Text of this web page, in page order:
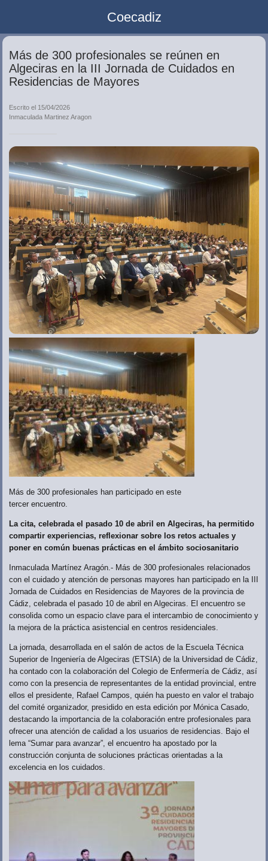
Coecadiz
Más de 300 profesionales se reúnen en
Algeciras en la III Jornada de Cuidados en
Residencias de Mayores
Escrito el 15/04/2026
Inmaculada Martinez Aragon
Más de 300 profesionales han participado en este
tercer encuentro.
La cita, celebrada el pasado 10 de abril en Algeciras, ha permitido
compartir experiencias, reflexionar sobre los retos actuales y
poner en común buenas prácticas en el ámbito sociosanitario
Inmaculada Martínez Aragón.- Más de 300 profesionales relacionados
con el cuidado y atención de personas mayores han participado en la III
Jornada de Cuidados en Residencias de Mayores de la provincia de
Cádiz, celebrada el pasado 10 de abril en Algeciras. El encuentro se
consolida como un espacio clave para el intercambio de conocimiento y
la mejora de la práctica asistencial en centros residenciales.
La jornada, desarrollada en el salón de actos de la Escuela Técnica
Superior de Ingeniería de Algeciras (ETSIA) de la Universidad de Cádiz,
ha contado con la colaboración del Colegio de Enfermería de Cádiz, así
como con la presencia de representantes de la entidad provincial, entre
ellos el presidente, Rafael Campos, quién ha puesto en valor el trabajo
del comité organizador, presidido en esta edición por Mónica Casado,
destacando la importancia de la colaboración entre profesionales para
ofrecer una atención de calidad a los usuarios de residencias. Bajo el
lema “Sumar para avanzar”, el encuentro ha apostado por la
construcción conjunta de soluciones prácticas orientadas a la
excelencia en los cuidados.